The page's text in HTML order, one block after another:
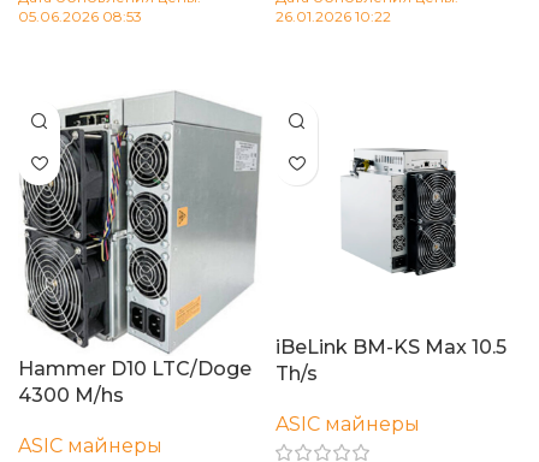
05.06.2026 08:53
26.01.2026 10:22
Hammer D10 LTC/Doge
4300 M/hs
ASIC майнеры
iBeLink BM-KS Max 10.5
Th/s
ASIC майнеры